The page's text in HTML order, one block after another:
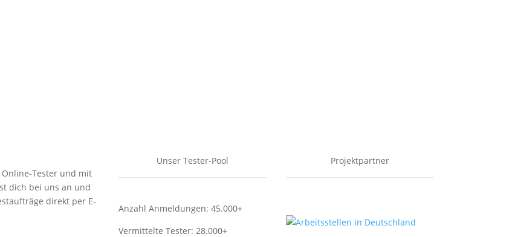
Tester und mit
dich bei uns an und
direkt per E-
Unser Tester-Pool
Anzahl Anmeldungen: 45.000+
Vermittelte Tester: 28.000+
Projektpartner